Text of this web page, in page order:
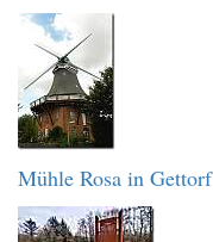
Mühle Rosa in Gettorf